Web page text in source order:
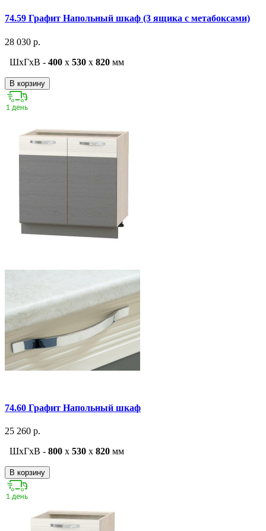
74.59 Графит Напольный шкаф (3 ящика с метабоксами)
28 030 р.
ШxГxВ - 400 x 530 x 820 мм
В корзину
74.60 Графит Напольный шкаф
25 260 р.
ШxГxВ - 800 x 530 x 820 мм
В корзину